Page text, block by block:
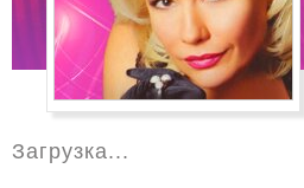
Загрузка...